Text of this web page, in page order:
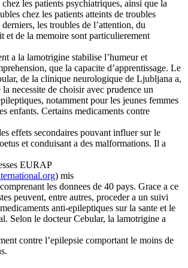
les patients psychiatriques, ainsi que la
chez les patients atteints de troubles
les troubles de l’attention, du
et de la memoire sont particulierement
a la lamotrigine stabilise l’humeur et
que la capacite d’apprentissage. Le
de la clinique neurologique de Ljubljana a,
necessite de choisir avec prudence un
notamment pour les jeunes femmes
enfants. Certains medicaments contre
effets secondaires pouvant influer sur le
et conduisant a des malformations. Il a
EURAP
) mis
les donnees de 40 pays. Grace a ce
peuvent, entre autres, proceder a un suivi
anti-epileptiques sur la sante et le
Selon le docteur Cebular, la lamotrigine a
contre l’epilepsie comportant le moins de